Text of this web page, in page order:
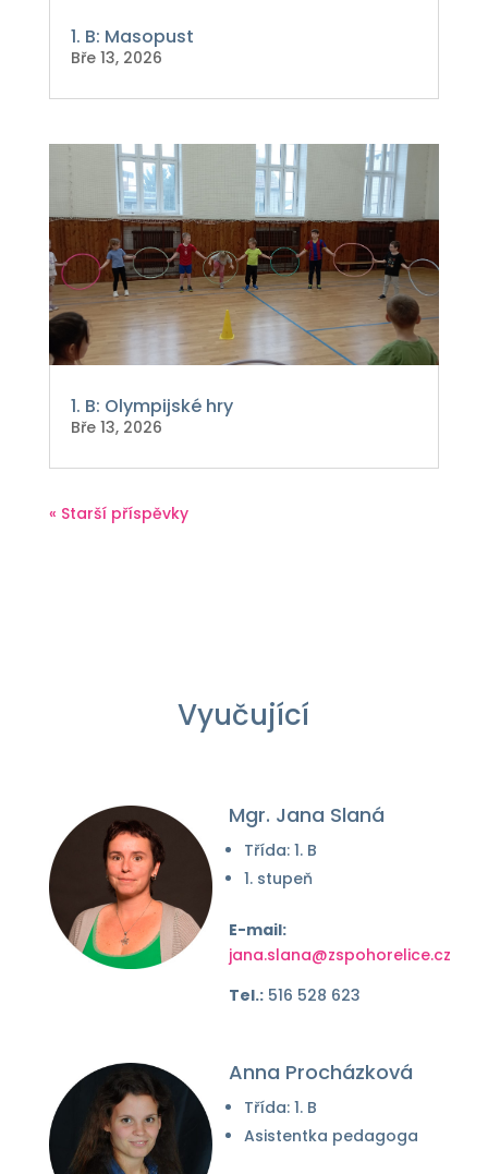
1. B: Masopust
Bře 13, 2026
1. B: Olympijské hry
Bře 13, 2026
« Starší příspěvky
Vyučující
Mgr. Jana Slaná
Třída: 1. B
1. stupeň
E-mail:
jana.slana@zspohorelice.cz
Tel.:516 528 623
Anna Procházková
Třída: 1. B
Asistentka pedagoga